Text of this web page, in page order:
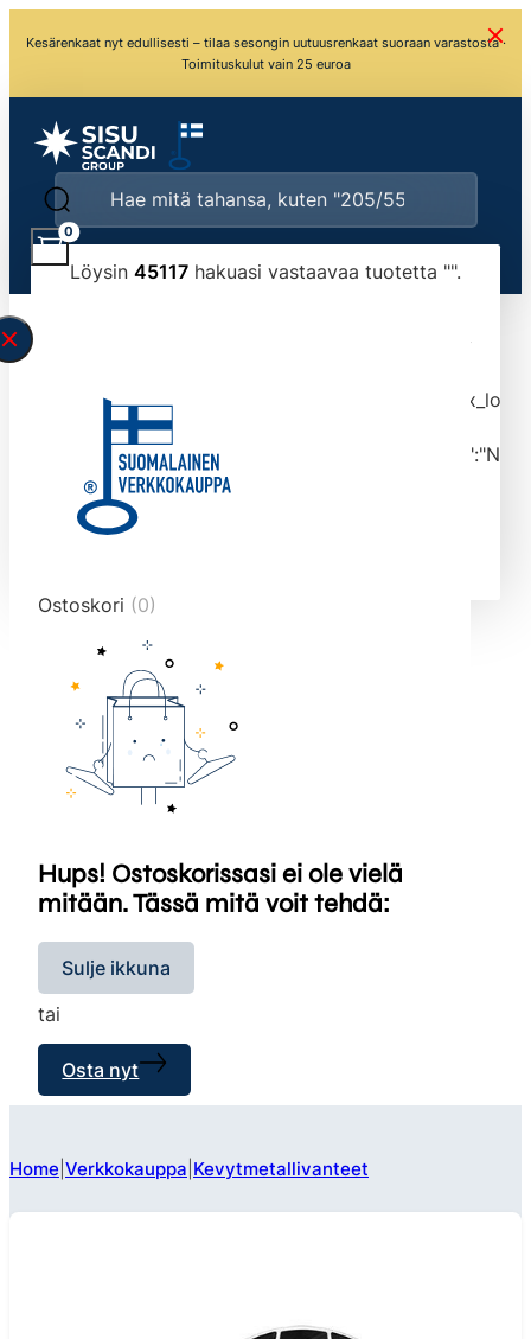
Kesärenkaat nyt edullisesti – tilaa sesongin uutuusrenkaat suoraan varastosta ·
Toimituskulut vain 25 euroa
Löysin 45117 hakuasi vastaavaa tuotetta "".
typed the search query correctly.<br>Currently
tmlmvi","meta_query":
data-original-query-vars="[]" data-page="1"
data-max-pages="4512" data-start="1" data-
end="10">
0
Ostoskori (0)
Hups! Ostoskorissasi ei ole vielä
mitään. Tässä mitä voit tehdä:
Sulje ikkuna
tai
Osta nyt
Home Verkkokauppa Kevytmetallivanteet